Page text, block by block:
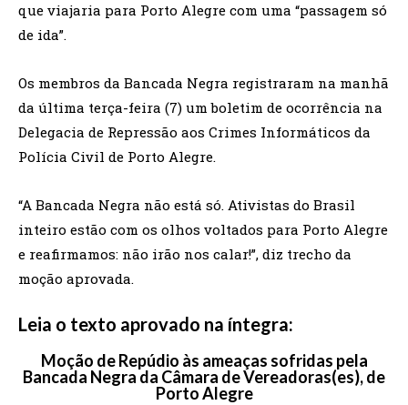
que viajaria para Porto Alegre com uma “passagem só
de ida”.
Os membros da Bancada Negra registraram na manhã
da última terça-feira (7) um boletim de ocorrência na
Delegacia de Repressão aos Crimes Informáticos da
Polícia Civil de Porto Alegre.
“A Bancada Negra não está só. Ativistas do Brasil
inteiro estão com os olhos voltados para Porto Alegre
e reafirmamos: não irão nos calar!”, diz trecho da
moção aprovada.
Leia o texto aprovado na íntegra:
Moção de Repúdio às ameaças sofridas pela
Bancada Negra da Câmara de Vereadoras(es), de
Porto Alegre